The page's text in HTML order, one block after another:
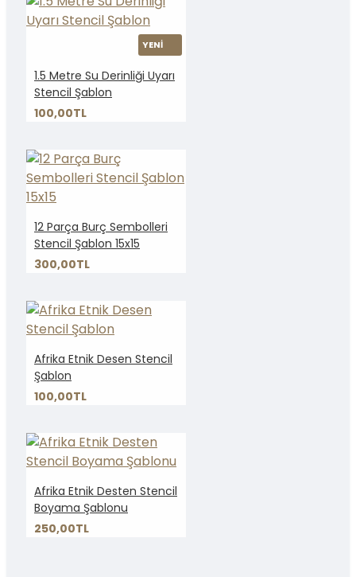
YENİ
1.5 Metre Su Derinliği Uyarı
Stencil Şablon
100,00TL
12 Parça Burç Sembolleri
Stencil Şablon 15x15
300,00TL
Afrika Etnik Desen Stencil
Şablon
100,00TL
Afrika Etnik Desten Stencil
Boyama Şablonu
250,00TL